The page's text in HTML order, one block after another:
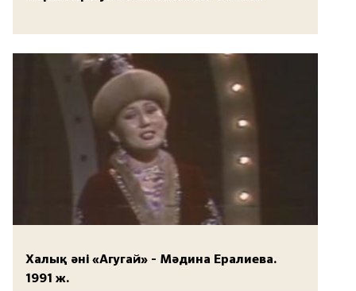
Халық әні «Агугай» - Мәдина Ералиева.
1991 ж.